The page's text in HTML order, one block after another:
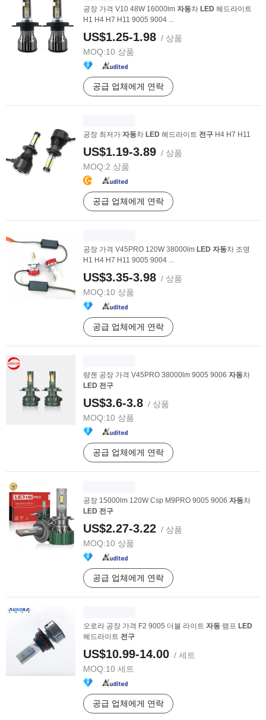
공장 가격 V10 48W 16000lm 자동차 LED 헤드라이트
H1 H4 H7 H11 9005 9004 ...
US$1.25-1.98 / 상품
MOQ:10 상품
공급 업체에게 연락
공장 최저가 자동차 LED 헤드라이트 전구 H4 H7 H11
US$1.19-3.89 / 상품
MOQ:2 상품
공급 업체에게 연락
공장 가격 V45PRO 120W 38000lm LED 자동차 조명
H1 H4 H7 H11 9005 9004 ...
US$3.35-3.98 / 상품
MOQ:10 상품
공급 업체에게 연락
량젠 공장 가격 V45PRO 38000lm 9005 9006 자동차
LED 전구
US$3.6-3.8 / 상품
MOQ:10 상품
공급 업체에게 연락
공장 15000lm 120W Csp M9PRO 9005 9006 자동차
LED 전구
US$2.27-3.22 / 상품
MOQ:10 상품
공급 업체에게 연락
오로라 공장 가격 F2 9005 더블 라이트 자동 램프 LED
헤드라이트 전구
US$10.99-14.00 / 세트
MOQ:10 세트
공급 업체에게 연락